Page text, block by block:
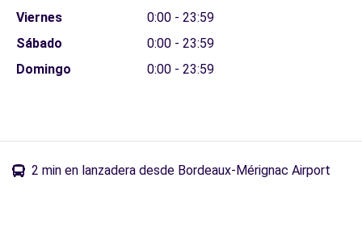
Viernes
0:00 - 23:59
Sábado
0:00 - 23:59
Domingo
0:00 - 23:59
2 min en lanzadera desde Bordeaux-Mérignac Airport